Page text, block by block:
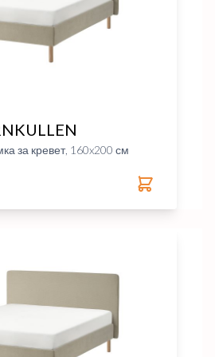
за кревет, 160x200 см